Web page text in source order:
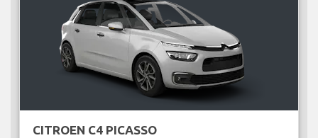
CITROEN C4 PICASSO